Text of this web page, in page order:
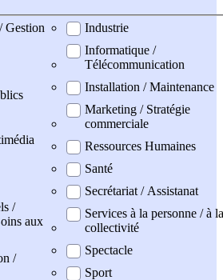
Gestion
/
aux
/
Industrie
Informatique /
Télécommunication
Installation / Maintenance
Marketing / Stratégie
commerciale
Ressources Humaines
Santé
Secrétariat / Assistanat
Services à la personne / à la
collectivité
Spectacle
Sport